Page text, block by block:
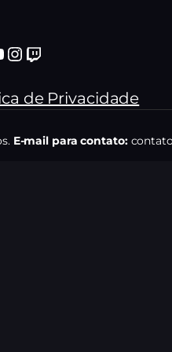
Instagram Twitch
de Privacidade
E-mail para contato: